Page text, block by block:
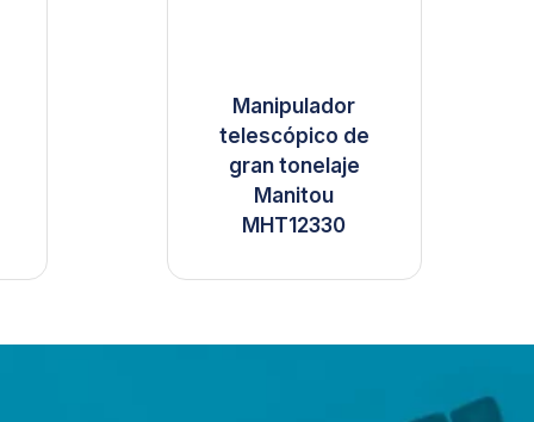
Manipulador
telescópico de
gran tonelaje
Manitou
MHT12330